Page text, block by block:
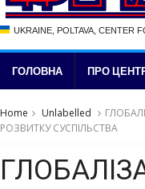
UKRAINE, POLTAVA, CENTER
ГОЛОВНА ПРО
Home Unlabelled
РОЗВИТКУ СУСПІЛЬСТВА